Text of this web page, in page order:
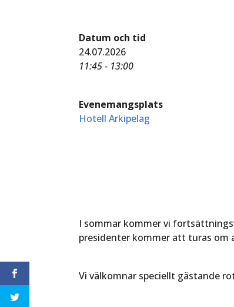
Datum och tid
24.07.2026
11:45 - 13:00
Evenemangsplats
Hotell Arkipelag
I sommar kommer vi
presidenter kommer att turas om
Vi välkomnar speciellt gästande